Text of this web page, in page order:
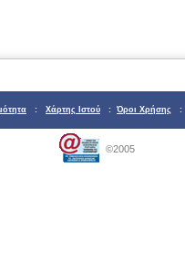
: Χάρτης Ιστού : Όροι Χρήσης :
©2005